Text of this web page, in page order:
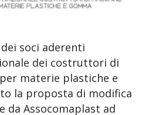
soci aderenti
dei costruttori di
materie plastiche e
la proposta di modifica
da Assocomaplast ad